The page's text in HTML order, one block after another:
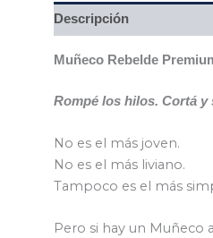
Descripción
Muñeco Rebelde
Rompé los hilos. Cortá y
No es el más joven.
No es el más liviano.
Tampoco es el más
Pero si hay un Muñeco